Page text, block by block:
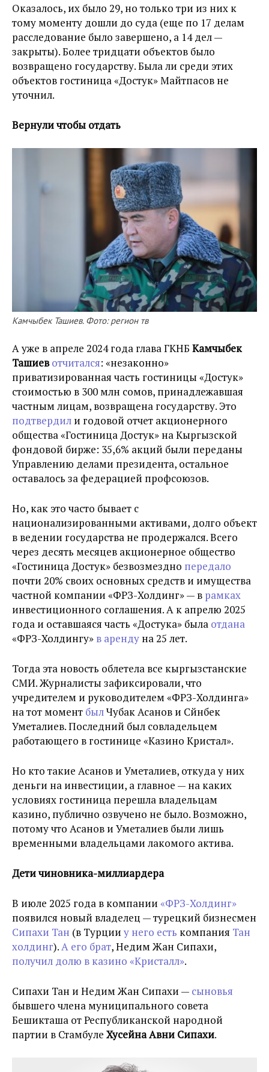
Оказалось, их было 29, но только три из них к
тому моменту дошли до суда (еще по 17 делам
расследование было завершено, а 14 дел —
закрыты). Более тридцати объектов было
возвращено государству. Была ли среди этих
объектов гостиница «Достук» Майтпасов не
уточнил.
Вернули чтобы отдать
Камчыбек Ташиев. Фото: регион тв
А уже в апреле 2024 года глава ГКНБ Камчыбек
Ташиевотчитался: «незаконно»
приватизированная часть гостиницы «Достук»
стоимостью в 300 млн сомов, принадлежавшая
частным лицам, возвращена государству. Это
подтвердил и годовой отчет акционерного
общества «Гостиница Достук» на Кыргызской
фондовой бирже: 35,6% акций были переданы
Управлению делами президента, остальное
оставалось за федерацией профсоюзов.
Но, как это часто бывает с
национализированными активами, долго объект
в ведении государства не продержался. Всего
через десять месяцев акционерное общество
«Гостиница Достук» безвозмездно передало
почти 20% своих основных средств и имущества
частной компании «ФРЗ-Холдинг»— в рамках
инвестиционного соглашения. А к апрелю 2025
года и оставшаяся часть «Достука» была отдана
«ФРЗ-Холдингу» в аренду на 25 лет.
Тогда эта новость облетела все кыргызстанские
СМИ.Журналисты зафиксировали, что
учредителем и руководителем«ФРЗ-Холдинга»
на тот момент былЧубак Асанов и Сүйүнбек
Уметалиев. Последний был совладельцем
работающего в гостинице «Казино Кристал».
Но кто такие Асанов и Уметалиев, откуда у них
деньги на инвестиции, а главное — на каких
условиях гостиница перешла владельцам
казино, публично озвучено не было. Возможно,
потому что Асанов и Уметалиев были лишь
временными владельцами лакомого актива.
Дети чиновника-миллиардера
В июле 2025 года в компании «ФРЗ-Холдинг»
появился новый владелец — турецкий бизнесмен
Сипахи Тан (в Турции у него есть компания Тан
холдинг).А его брат, Недим Жан Сипахи,
получил долю в казино «Кристалл».
Сипахи Тан и Недим Жан Сипахи — сыновья
бывшего члена муниципального совета
Бешикташа от Республиканской народной
партии в Стамбуле Хусейна Авни Сипахи.